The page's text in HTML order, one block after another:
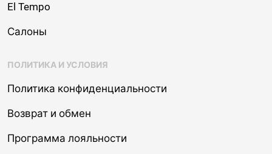
El Tempo
Салоны
ПОЛИТИКА И УСЛОВИЯ
Политика конфиденциальности
Возврат и обмен
Программа лояльности